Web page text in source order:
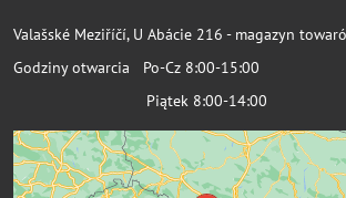
Valašské Meziříčí, U Abácie 216 - magazyn
Godziny otwarcia Po-Cz 8:00-15:00
Piątek 8:00-14:00